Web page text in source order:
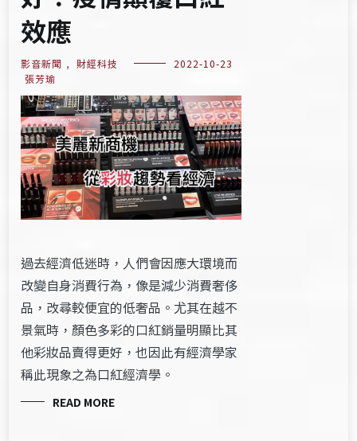
效應
影音新聞 , 財經科技
2022-10-23
張芳瑜
過去經濟低迷時，人們會因應大環境而
改變自身消費行為，像是減少消費奢侈
品，改尋較便宜的低奢品。尤其在越不
景氣時，顏色多彩的口紅銷量明顯比其
他彩妝品賣得更好，也因此有經濟學家
稱此現象之為口紅經濟學。
READ MORE